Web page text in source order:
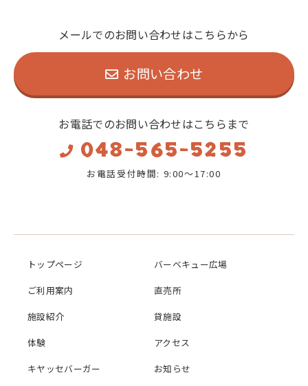
メールでのお問い合わせはこちらから
お問い合わせ
お電話でのお問い合わせはこちらまで
048-565-5255
お電話受付時間: 9:00～17:00
トップページ
ご利用案内
施設紹介
体験
キヤッセバーガー
バーベキュー広場
直売所
貸施設
アクセス
お知らせ